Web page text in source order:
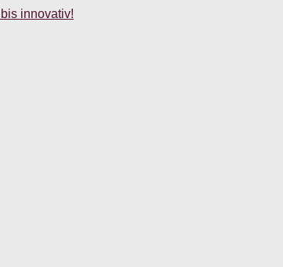
innovativ!